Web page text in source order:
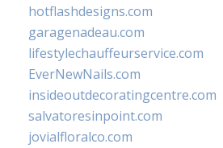
hotflashdesigns.com
garagenadeau.com
lifestylechauffeurservice.com
EverNewNails.com
insideoutdecoratingcentre.com
salvatoresinpoint.com
jovialfloralco.com